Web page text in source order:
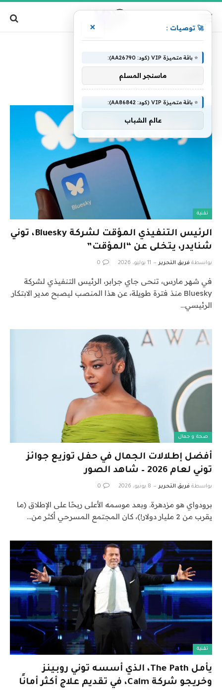
تقنية
الرئيس التنفيذي المؤقت لشركة Bluesky، توني
شنايدر، يتخلى عن “المؤقت”
بواسطة فريق التحرير 11 يوليو، 2026 0
في شهر مارس، تنحى جاي جرابر، الرئيس التنفيذي لشركة
Bluesky منذ فترة طويلة، عن هذا المنصب ليصبح مدير الابتكار
الرئيسي…
صحة و جمال
أفضل إطلالات الجمال في حفل توزيع جوائز
توني لعام 2026 – شاهد الصور
بواسطة فريق التحرير 8 يونيو، 2026 0
برودواي هو مزدهرة. وبعد موسمه الأعلى ربحًا على الإطلاق (ما
يقرب من 2 مليار دولار!)، كان المجتمع المسرحي أكثر من…
تقنية
يأمل The Path، الذي أسسه توني روبينز
وخريجو شركة Calm، في تقديم علاج أكثر أمانًا
🚀 توصيات : ×
⭐ باقة متميزة VIP (كود: AA26790):
ماسنجر المسلم
⭐ باقة متميزة VIP (كود: AA86842):
عالم الشباب